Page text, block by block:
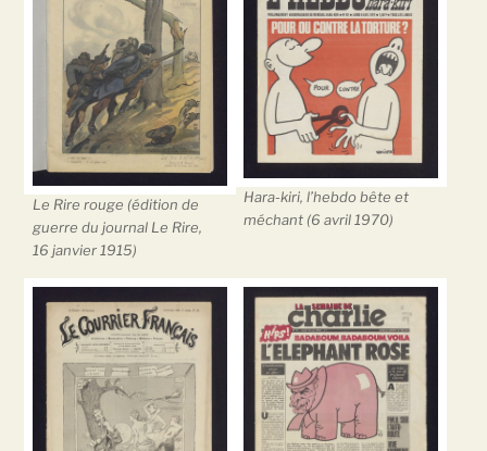
Le Rire rouge (édition de
guerre du journal Le Rire,
16 janvier 1915)
Hara-kiri, l’hebdo bête et
méchant (6 avril 1970)